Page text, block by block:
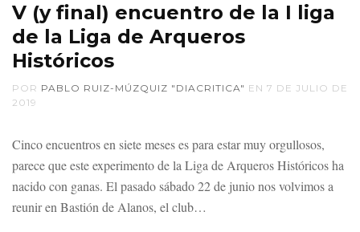
V (y final) encuentro de la I liga
de la Liga de Arqueros
Históricos
POR PABLO RUIZ-MÚZQUIZ "DIACRITICA" EN 7 DE JULIO DE
2019
Cinco encuentros en siete meses es para estar muy orgullosos,
parece que este experimento de la Liga de Arqueros Históricos ha
nacido con ganas. El pasado sábado 22 de junio nos volvimos a
reunir en Bastión de Alanos, el club